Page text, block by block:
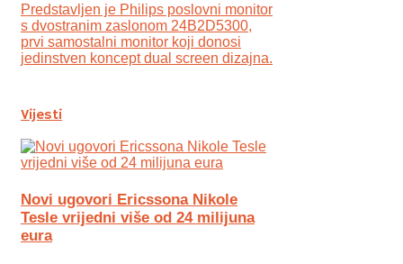
Predstavljen je Philips poslovni monitor
s dvostranim zaslonom 24B2D5300,
prvi samostalni monitor koji donosi
jedinstven koncept dual screen dizajna.
Vijesti
Novi ugovori Ericssona Nikole
Tesle vrijedni više od 24 milijuna
eura